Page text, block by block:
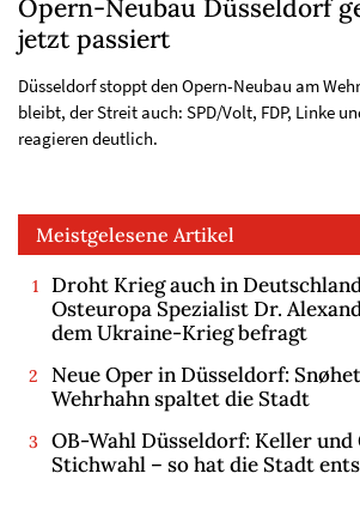
Opern-Neubau Düsseldorf
jetzt passiert
Düsseldorf stoppt den Opern-Neubau am
bleibt, der Streit auch: SPD/Volt, FDP, Linke
reagieren deutlich.
Meistgelesene Artikel
Droht Krieg auch in
Osteuropa Spezialist Dr.
dem Ukraine-Krieg befragt
Neue Oper in Düsseldorf:
Wehrhahn spaltet die Stadt
OB-Wahl Düsseldorf: Keller
Stichwahl – so hat die Stadt